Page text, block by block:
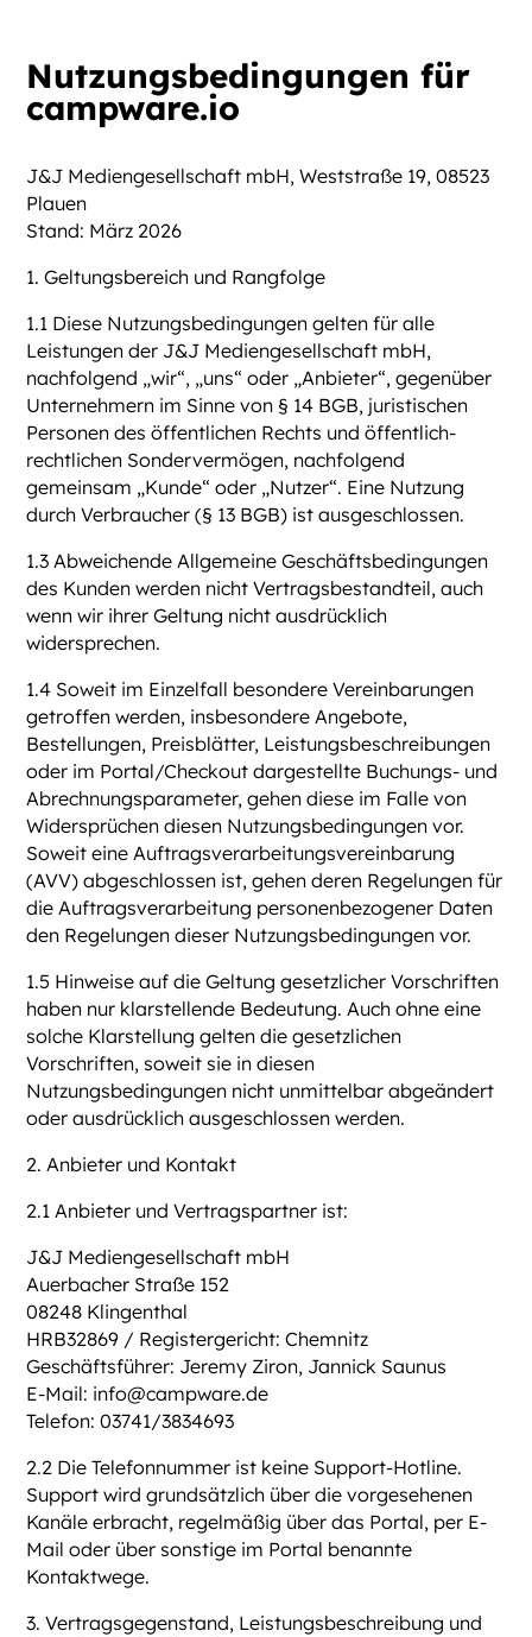
Nutzungsbedingungen für
campware.io
J&J Mediengesellschaft mbH, Weststraße 19, 08523
Plauen
Stand: März 2026
1. Geltungsbereich und Rangfolge
1.1 Diese Nutzungsbedingungen gelten für alle
Leistungen der J&J Mediengesellschaft mbH,
nachfolgend „wir“, „uns“ oder „Anbieter“, gegenüber
Unternehmern im Sinne von § 14 BGB, juristischen
Personen des öffentlichen Rechts und öffentlich-
rechtlichen Sondervermögen, nachfolgend
gemeinsam „Kunde“ oder „Nutzer“. Eine Nutzung
durch Verbraucher (§ 13 BGB) ist ausgeschlossen.
1.3 Abweichende Allgemeine Geschäftsbedingungen
des Kunden werden nicht Vertragsbestandteil, auch
wenn wir ihrer Geltung nicht ausdrücklich
widersprechen.
1.4 Soweit im Einzelfall besondere Vereinbarungen
getroffen werden, insbesondere Angebote,
Bestellungen, Preisblätter, Leistungsbeschreibungen
oder im Portal/Checkout dargestellte Buchungs- und
Abrechnungsparameter, gehen diese im Falle von
Widersprüchen diesen Nutzungsbedingungen vor.
Soweit eine Auftragsverarbeitungsvereinbarung
(AVV) abgeschlossen ist, gehen deren Regelungen für
die Auftragsverarbeitung personenbezogener Daten
den Regelungen dieser Nutzungsbedingungen vor.
1.5 Hinweise auf die Geltung gesetzlicher Vorschriften
haben nur klarstellende Bedeutung. Auch ohne eine
solche Klarstellung gelten die gesetzlichen
Vorschriften, soweit sie in diesen
Nutzungsbedingungen nicht unmittelbar abgeändert
oder ausdrücklich ausgeschlossen werden.
2. Anbieter und Kontakt
2.1 Anbieter und Vertragspartner ist:
J&J Mediengesellschaft mbH
Auerbacher Straße 152
08248 Klingenthal
HRB32869 / Registergericht: Chemnitz
Geschäftsführer: Jeremy Ziron, Jannick Saunus
E-Mail: info@campware.de
Telefon: 03741/3834693
2.2 Die Telefonnummer ist keine Support-Hotline.
Support wird grundsätzlich über die vorgesehenen
Kanäle erbracht, regelmäßig über das Portal, per E-
Mail oder über sonstige im Portal benannte
Kontaktwege.
3. Vertragsgegenstand, Leistungsbeschreibung und